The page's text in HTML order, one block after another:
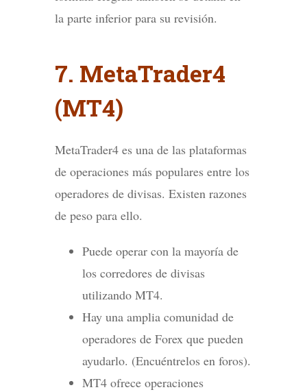
la parte inferior para su revisión.
7. MetaTrader4
(MT4)
MetaTrader4 es una de las plataformas
de operaciones más populares entre los
operadores de divisas. Existen razones
de peso para ello.
Puede operar con la mayoría de
los corredores de divisas
utilizando MT4.
Hay una amplia comunidad de
operadores de Forex que pueden
ayudarlo. (Encuéntrelos en foros).
MT4 ofrece operaciones